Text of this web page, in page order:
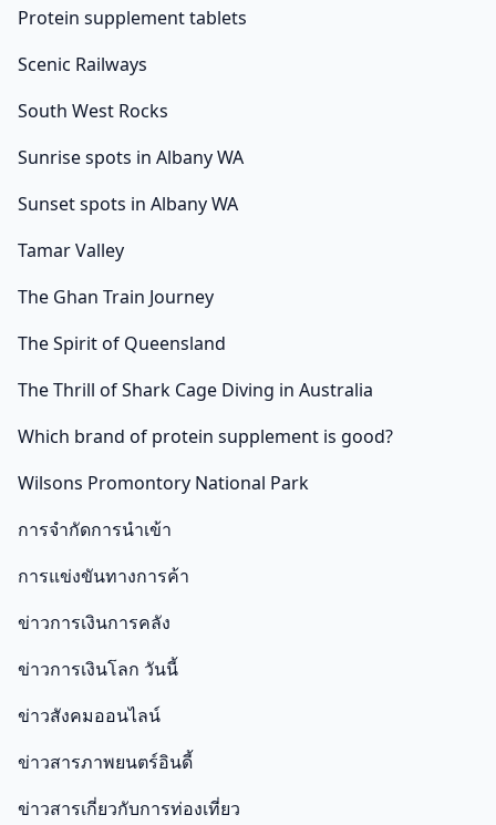
Protein supplement tablets
Scenic Railways
South West Rocks
Sunrise spots in Albany WA
Sunset spots in Albany WA
Tamar Valley
The Ghan Train Journey
The Spirit of Queensland
The Thrill of Shark Cage Diving in Australia
Which brand of protein supplement is good?
Wilsons Promontory National Park
การจำกัดการนำเข้า
การแข่งขันทางการค้า
ข่าวการเงินการคลัง
ข่าวการเงินโลก วันนี้
ข่าวสังคมออนไลน์
ข่าวสารภาพยนตร์อินดี้
ข่าวสารเกี่ยวกับการท่องเที่ยว